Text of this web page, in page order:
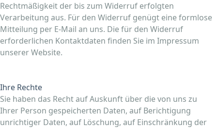
Rechtmäßigkeit der bis zum Widerruf erfolgten
Verarbeitung aus. Für den Widerruf genügt eine formlose
Mitteilung per E-Mail an uns. Die für den Widerruf
erforderlichen Kontaktdaten finden Sie im Impressum
unserer Website.
Ihre Rechte
Sie haben das Recht auf Auskunft über die von uns zu
Ihrer Person gespeicherten Daten, auf Berichtigung
unrichtiger Daten, auf Löschung, auf Einschränkung der